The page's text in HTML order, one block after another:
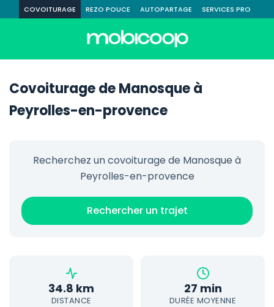
COVOITURAGE REZO POUCE AUTOPARTAGE SERVICES PRO
Covoiturage de Manosque à
Peyrolles-en-provence
Recherchez un covoiturage de Manosque à
Peyrolles-en-provence
Rechercher un trajet
34.8 km
DISTANCE
27 min
DURÉE MOYENNE